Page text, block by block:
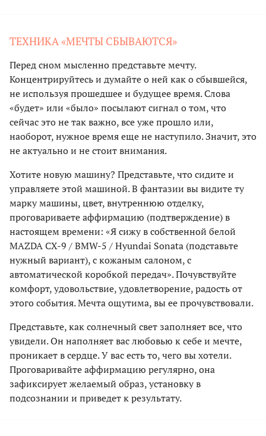
ТЕХНИКА «МЕЧТЫ СБЫВАЮТСЯ»
Перед сном мысленно представьте мечту.
Концентрируйтесь и думайте о ней как о сбывшейся,
не используя прошедшее и будущее время. Слова
«будет» или «было» посылают сигнал о том, что
сейчас это не так важно, все уже прошло или,
наоборот, нужное время еще не наступило. Значит, это
не актуально и не стоит внимания.
Хотите новую машину? Представьте, что сидите и
управляете этой машиной. В фантазии вы видите ту
марку машины, цвет, внутреннюю отделку,
проговариваете аффирмацию (подтверждение) в
настоящем времени: «Я сижу в собственной белой
MAZDA CX-9 / BMW-5 / Hyundai Sonata (подставьте
нужный вариант), с кожаным салоном, с
автоматической коробкой передач». Почувствуйте
комфорт, удовольствие, удовлетворение, радость от
этого события. Мечта ощутима, вы ее прочувствовали.
Представьте, как солнечный свет заполняет все, что
увидели. Он наполняет вас любовью к себе и мечте,
проникает в сердце. У вас есть то, чего вы хотели.
Проговаривайте аффирмацию регулярно, она
зафиксирует желаемый образ, установку в
подсознании и приведет к результату.